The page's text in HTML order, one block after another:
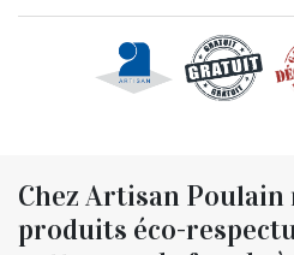
Chez Artisan
produits éco-